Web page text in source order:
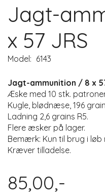
Jagt-
x 57 JRS
Model: 6143
Jagt-ammunition / 8 x
Æske med 10 stk.
Kugle, blødnæse, 196
Ladning 2,6 grains R5.
Flere æsker på lager.
Bemærk: Kun til brug i løb
Kræver tilladelse.
85,00,-